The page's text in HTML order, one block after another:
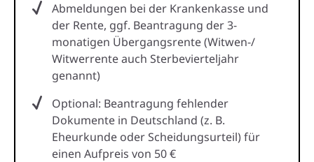
Abmeldungen bei der Krankenkasse und
der Rente, ggf. Beantragung der 3-
monatigen Übergangsrente (Witwen-/
Witwerrente auch Sterbevierteljahr
genannt)
Optional: Beantragung fehlender
Dokumente in Deutschland (z. B.
Eheurkunde oder Scheidungsurteil) für
einen Aufpreis von 50 €